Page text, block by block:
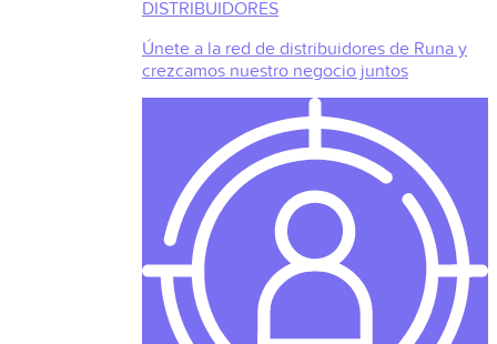
DISTRIBUIDORES
Únete a la red de distribuidores de Runa y
crezcamos nuestro negocio juntos